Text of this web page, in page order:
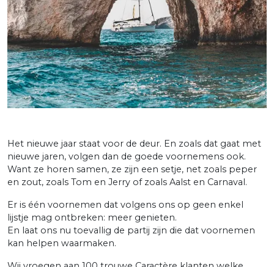
Het nieuwe jaar staat voor de deur. En zoals dat gaat met
nieuwe jaren, volgen dan de goede voornemens ook.
Want ze horen samen, ze zijn een setje, net zoals peper
en zout, zoals Tom en Jerry of zoals Aalst en Carnaval.
Er is één voornemen dat volgens ons op geen enkel
lijstje mag ontbreken: meer genieten.
En laat ons nu toevallig de partij zijn die dat voornemen
kan helpen waarmaken.